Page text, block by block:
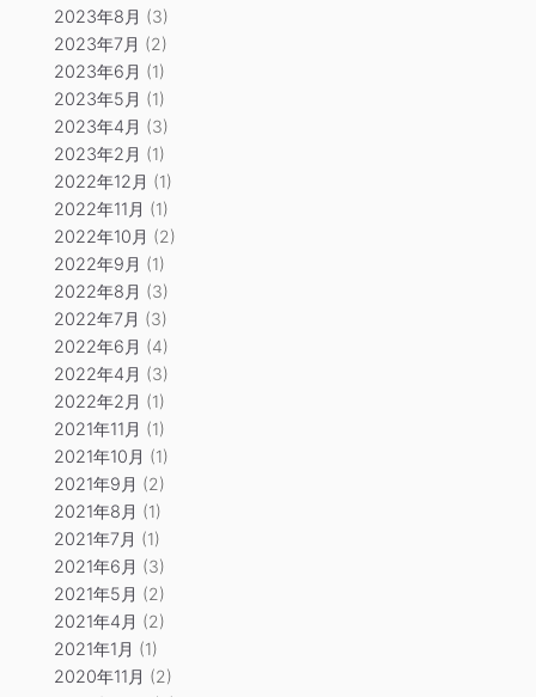
2023年8月 (3)
2023年7月 (2)
2023年6月 (1)
2023年5月 (1)
2023年4月 (3)
2023年2月 (1)
2022年12月 (1)
2022年11月 (1)
2022年10月 (2)
2022年9月 (1)
2022年8月 (3)
2022年7月 (3)
2022年6月 (4)
2022年4月 (3)
2022年2月 (1)
2021年11月 (1)
2021年10月 (1)
2021年9月 (2)
2021年8月 (1)
2021年7月 (1)
2021年6月 (3)
2021年5月 (2)
2021年4月 (2)
2021年1月 (1)
2020年11月 (2)